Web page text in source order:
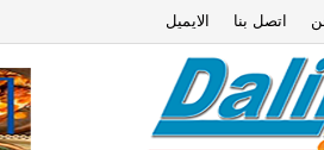
اتصل بنا الايميل